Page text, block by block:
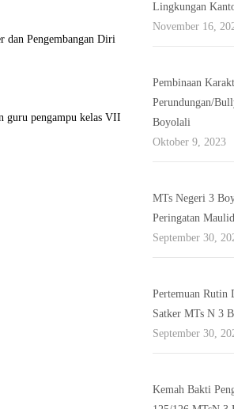
dan Pengembangan Diri
guru pengampu kelas VII
Lingkungan
November 16,
Pembinaan
Perundungan/
Boyolali
Oktober 9, 2023
MTs Negeri 3
Peringatan
September 30,
Pertemuan Rutin
Satker MTs N 3
September 30,
Kemah Bakti